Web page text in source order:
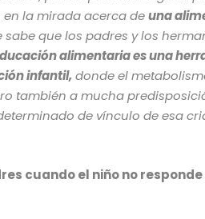
en la mirada acerca deuna
sabe que los padres y los
alimentaria es una
infantil,donde el
también a mucha
de vínculo de esa
cuando el niño no